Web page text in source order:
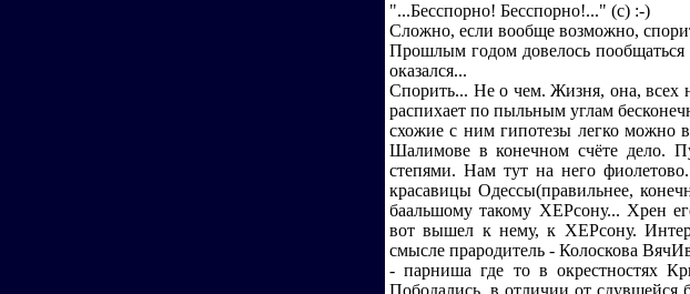
"...Бесспорно! Бесспорно!..." (с) :-)
Сложно, если вообще возможно,
Прошлым годом довелось
оказался...
Спорить... Не о чем. Жизня, она, всех
распихает по пыльным углам
схожие с ним гипотезы легко можно
Шалимове в конечном счёте дело.
степями. Нам тут на него
красавицы Одессы(правильнее,
баальшому такому ХЕРсону... Хрен
вот вышел к нему, к ХЕРсону.
смысле прародитель - Колоскова
- парниша где то в окрестностях
Пободались, в отличии от сдувшейся